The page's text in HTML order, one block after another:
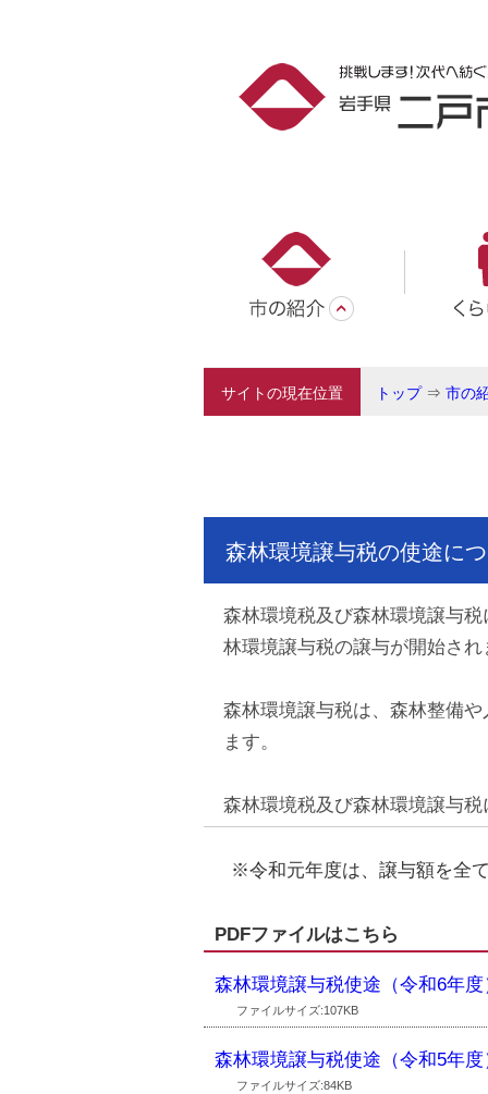
サイトの現在位置 トップ⇒ 市の
森林環境譲与税の使途に
森林環境税及び森林環境譲与
林環境譲与税の譲与が開始され
森林環境譲与税は、森林整備
ます。
森林環境税及び森林環境譲与
※令和元年度は、譲与額を全
PDFファイルはこちら
森林環境譲与税使途（令和6年度
ファイルサイズ:107KB
森林環境譲与税使途（令和5年度
ファイルサイズ:84KB